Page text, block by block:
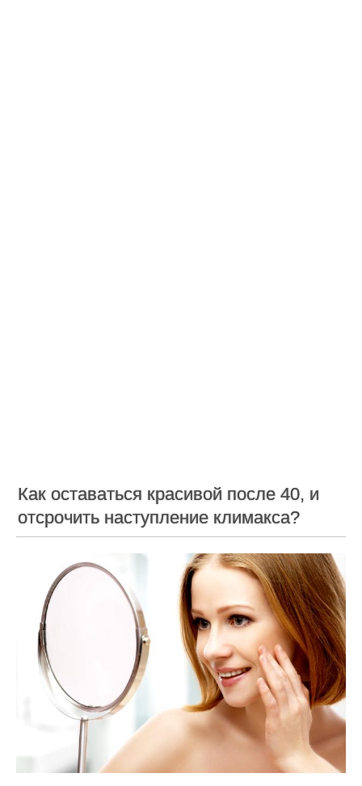
Как оставаться красивой после 40, и
отсрочить наступление климакса?